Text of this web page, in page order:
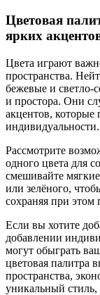
Цветовая
ярких
Цвета играют
пространства.
бежевые и светло-
и простора. Они
акцентов,
индивидуальности.
Рассмотрите
одного цвета для
смешивайте
или зелёного,
сохраняя при этом
Если вы хотите
добавлении
могут обыграть
цветовая палитра
пространства,
уникальный стиль,